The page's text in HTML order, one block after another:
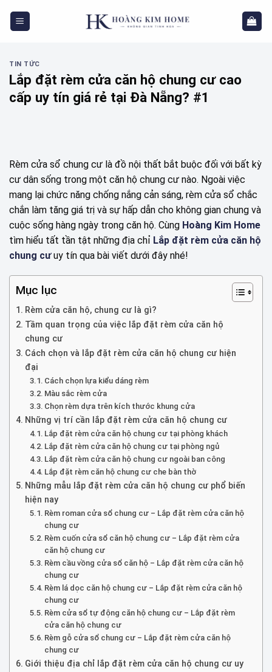
TIN TỨC
Lắp đặt rèm cửa căn hộ chung cư cao
cấp uy tín giá rẻ tại Đà Nẵng? #1
Rèm cửa sổ chung cư là đồ nội thất bắt buộc đối với bất kỳ
cư dân sống trong một căn hộ chung cư nào. Ngoài việc
mang lại chức năng chống nắng cản sáng, rèm cửa sổ chắc
chắn làm tăng giá trị và sự hấp dẫn cho không gian chung và
cuộc sống hàng ngày trong căn hộ. Cùng Hoàng Kim Home
tìm hiểu tất tần tật những địa chỉ Lắp đặt rèm cửa căn hộ
chung cưuy tín qua bài viết dưới đây nhé!
Mục lục
Rèm cửa căn hộ, chung cư là gì?
Tầm quan trọng của việc lắp đặt rèm cửa căn hộ
chung cư
Cách chọn và lắp đặt rèm cửa căn hộ chung cư hiện
đại
Cách chọn lựa kiểu dáng rèm
Màu sắc rèm cửa
Chọn rèm dựa trên kích thước khung cửa
Những vị trí cần lắp đặt rèm cửa căn hộ chung cư
Lắp đặt rèm cửa căn hộ chung cư tại phòng khách
Lắp đặt rèm cửa căn hộ chung cư tại phòng ngủ
Lắp đặt rèm cửa căn hộ chung cư ngoài ban công
Lắp đặt rèm căn hộ chung cư che bàn thờ
Những mẫu lắp đặt rèm cửa căn hộ chung cư phổ biến
hiện nay
Rèm roman cửa sổ chung cư – Lắp đặt rèm cửa căn hộ
chung cư
Rèm cuốn cửa sổ căn hộ chung cư – Lắp đặt rèm cửa
căn hộ chung cư
Rèm cầu vồng cửa sổ căn hộ – Lắp đặt rèm cửa căn hộ
chung cư
Rèm lá dọc căn hộ chung cư – Lắp đặt rèm cửa căn hộ
chung cư
Rèm cửa sổ tự động căn hộ chung cư – Lắp đặt rèm
cửa căn hộ chung cư
Rèm gỗ cửa sổ chung cư – Lắp đặt rèm cửa căn hộ
chung cư
Giới thiệu địa chỉ lắp đặt rèm cửa căn hộ chung cư uy